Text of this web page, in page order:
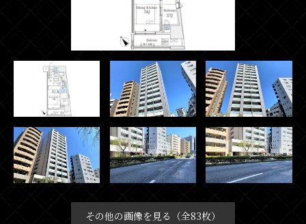
その他の画像を見る（全83枚）